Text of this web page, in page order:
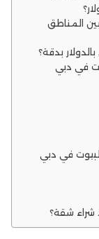
المناطق
بدقة؟
في دبي
في دبي
شراء شقة؟